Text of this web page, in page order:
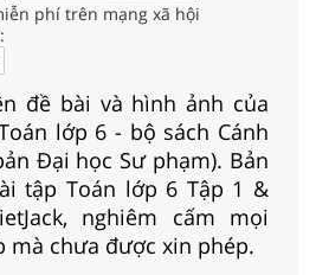
phí trên mạng xã hội
đề bài và hình ảnh của
lớp 6 - bộ sách Cánh
Đại học Sư phạm). Bản
tập Toán lớp 6 Tập 1 &
nghiêm cấm mọi
mà chưa được xin phép.